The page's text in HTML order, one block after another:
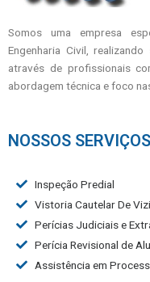
Somos uma empresa
Engenharia Civil,
através de profissionais
abordagem técnica e foco
NOSSOS SERVIÇOS
Inspeção Predial
Vistoria Cautelar De
Perícias Judiciais e
Perícia Revisional de
Assistência em